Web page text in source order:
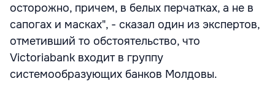
осторожно, причем, в белых перчатках, а не в
сапогах и масках", - сказал один из экспертов,
отметивший то обстоятельство, что
Victoriabank входит в группу
системообразующих банков Молдовы.